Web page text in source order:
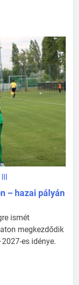
– hazai pályán
ismét
megkezdődik
es idénye.